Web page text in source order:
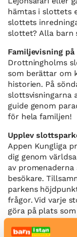
hämtas i slottets
slottets
slottet? Alla barn
Familjevisning på
Drottningholms
som berättar om
historien. På
slottsvisningarna
guide genom
för hela familjen!
Upplev
Appen Kungliga
dig genom
av
besökare.
parkens
frågor. Vid varje
göra på plats
och lek med